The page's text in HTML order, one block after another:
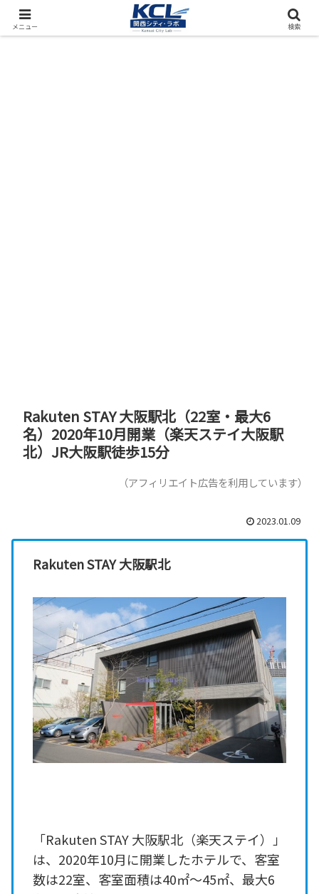
都市再開発をフィールド調査（累計アクセス数4000万PV）
Rakuten STAY 大阪駅北（22室・最大6
名）2020年10月開業（楽天ステイ大阪駅
北）JR大阪駅徒歩15分
（アフィリエイト広告を利用しています）
2023.01.09
Rakuten STAY 大阪駅北
「Rakuten STAY 大阪駅北（楽天ステイ）」
は、2020年10月に開業したホテルで、客室
数は22室、客室面積は40㎡～45㎡、最大6
メニュー 検索